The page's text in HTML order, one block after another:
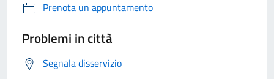
Prenota un appuntamento
Problemi in città
Segnala disservizio